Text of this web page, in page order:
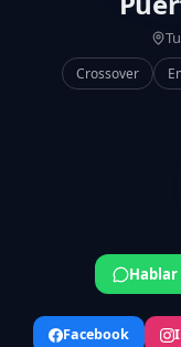
Crossover
Facebook